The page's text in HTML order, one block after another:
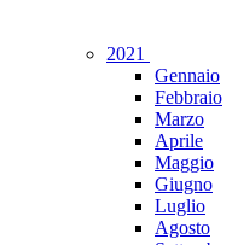
2021
Gennaio
Febbraio
Marzo
Aprile
Maggio
Giugno
Luglio
Agosto